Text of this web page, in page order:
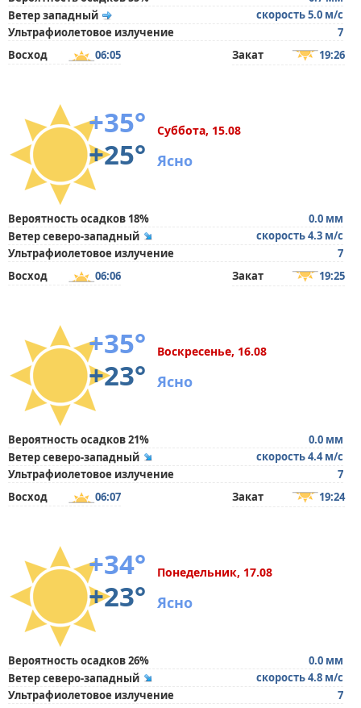
Ветер западный
скорость 5.0 м/с
Ультрафиолетовое излучение
7
Восход
06:05 Закат 19:26
+35°
+25°
Суббота, 15.08
Ясно
Вероятность осадков 18%
0.0 мм
Ветер северо-западный
скорость 4.3 м/с
Ультрафиолетовое излучение
7
Восход
06:06 Закат 19:25
+35°
+23°
Воскресенье, 16.08
Ясно
Вероятность осадков 21%
0.0 мм
Ветер северо-западный
скорость 4.4 м/с
Ультрафиолетовое излучение
7
Восход
06:07 Закат 19:24
+34°
+23°
Понедельник, 17.08
Ясно
Вероятность осадков 26%
0.0 мм
Ветер северо-западный
скорость 4.8 м/с
Ультрафиолетовое излучение
7